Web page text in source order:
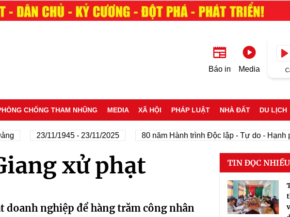
Báo in Media
CHỐNG THAM NHŨNG MEDIA XÃ HỘI PHÁP LUẬT NHÀ ĐẤT DU LỊCH
23/11/1945 - 23/11/2025 80 năm Hành trình Độc lập - Tự do - Hạnh
xử phạt
doanh nghiệp để hàng trăm công nhân
TIN ĐỌC NHIỀU